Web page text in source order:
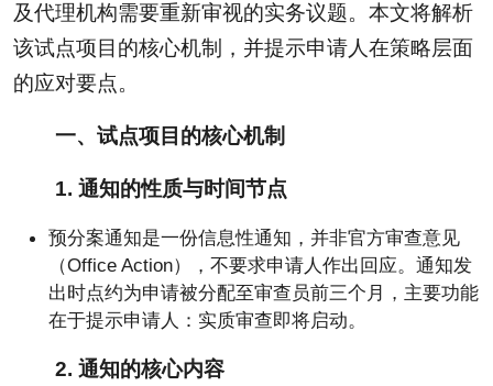
及代理机构需要重新审视的实务议题。本文将解析
该试点项目的核心机制，并提示申请人在策略层面
的应对要点。
一、试点项目的核心机制
1. 通知的性质与时间节点
预分案通知是一份信息性通知，并非官方审查意见
（Office Action），不要求申请人作出回应。通知发
出时点约为申请被分配至审查员前三个月，主要功能
在于提示申请人：实质审查即将启动。
2. 通知的核心内容